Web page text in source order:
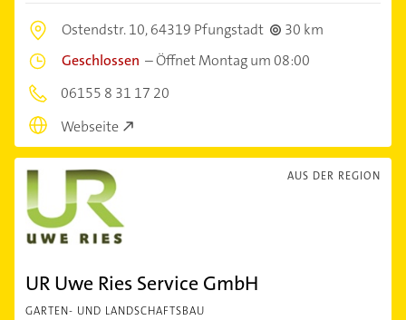
Ostendstr. 10,64319 Pfungstadt
30 km
Geschlossen –Öffnet Montag um 08:00
06155 8 31 17 20
Webseite
AUS DER REGION
UR Uwe Ries Service GmbH
GARTEN- UND LANDSCHAFTSBAU